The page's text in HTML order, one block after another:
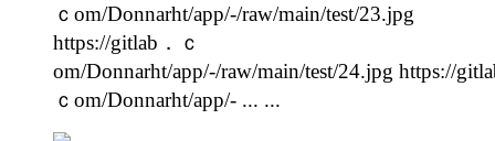
ｃom/Donnarht/app/-/raw/main/test/23.jpg
https://gitlab．ｃ
om/Donnarht/app/-/raw/main/test/24.jpg https://
ｃom/Donnarht/app/- ... ...